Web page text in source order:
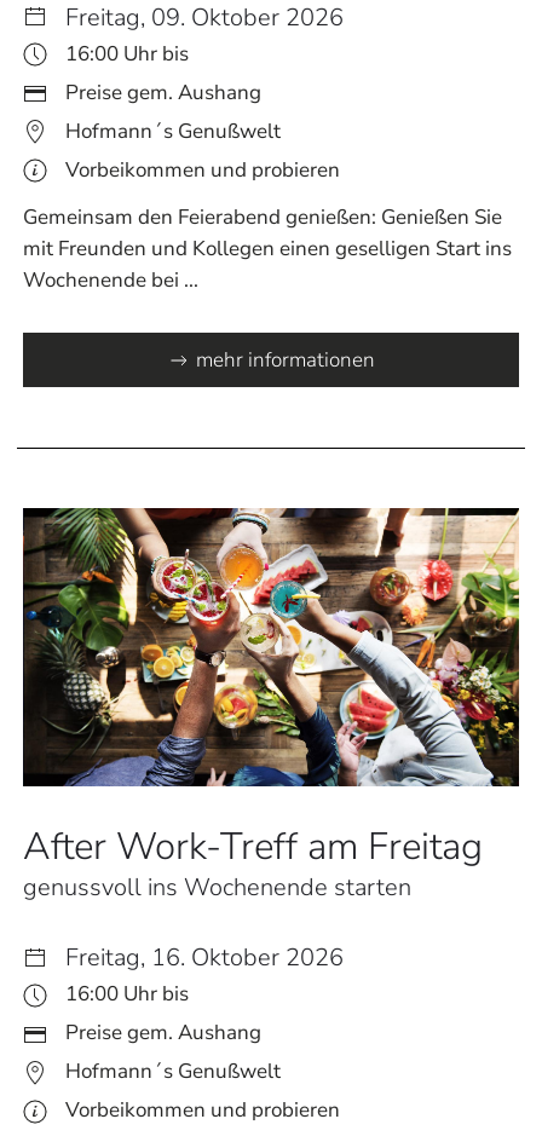
Freitag, 09. Oktober 2026
16:00 Uhr bis
Preise gem. Aushang
Hofmann´s Genußwelt
Vorbeikommen und probieren
Gemeinsam den Feierabend genießen: Genießen Sie
mit Freunden und Kollegen einen geselligen Start ins
Wochenende bei ...
mehr informationen
After Work-Treff am Freitag
genussvoll ins Wochenende starten
Freitag, 16. Oktober 2026
16:00 Uhr bis
Preise gem. Aushang
Hofmann´s Genußwelt
Vorbeikommen und probieren